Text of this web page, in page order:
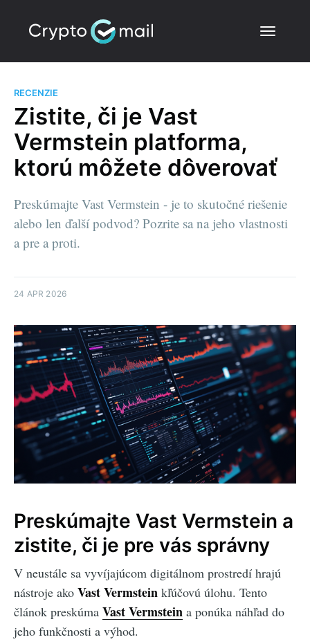
RECENZIE
Zistite, či je Vast
Vermstein platforma,
ktorú môžete dôverovať
Preskúmajte Vast Vermstein - je to skutočné riešenie
alebo len ďalší podvod? Pozrite sa na jeho vlastnosti
a pre a proti.
24 APR 2026
Preskúmajte Vast Vermstein a
zistite, či je pre vás správny
V neustále sa vyvíjajúcom digitálnom prostredí hrajú
nástroje ako Vast Vermstein kľúčovú úlohu. Tento
článok preskúma Vast Vermstein a ponúka náhľad do
jeho funkčnosti a výhod.